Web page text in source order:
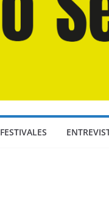
FESTIVALES